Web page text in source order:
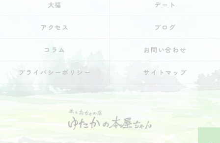
大福 デート
アクセス ブログ
コラム お問い合わせ
プライバシーポリシー サイトマップ